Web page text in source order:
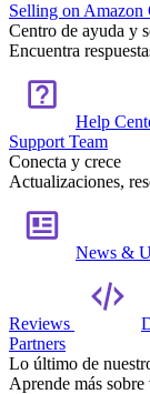
Selling on Amazon
Centro de ayuda y
Encuentra
Help
Support Team
Conecta y crece
Actualizaciones,
News &
Reviews
Partners
Lo último de
Aprende más